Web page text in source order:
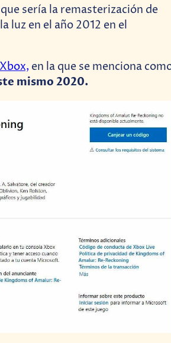
sería la remasterización de
luz en el año 2012 en el
en la que se menciona
mismo 2020.